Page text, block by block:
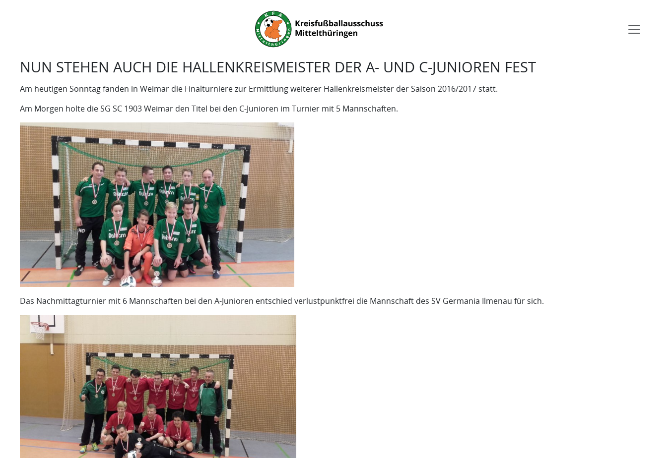
NUN STEHEN AUCH DIE HALLENKREISMEISTER DER A- UND C-JUNIOREN FEST
Am heutigen Sonntag fanden in Weimar die Finalturniere zur Ermittlung weiterer Hallenkreismeister der Saison 2016/2017 statt.
Am Morgen holte die SG SC 1903 Weimar den Titel bei den C-Junioren im Turnier mit 5 Mannschaften.
Das Nachmittagturnier mit 6 Mannschaften bei den A-Junioren entschied verlustpunktfrei die Mannschaft des SV Germania Ilmenau für sich.